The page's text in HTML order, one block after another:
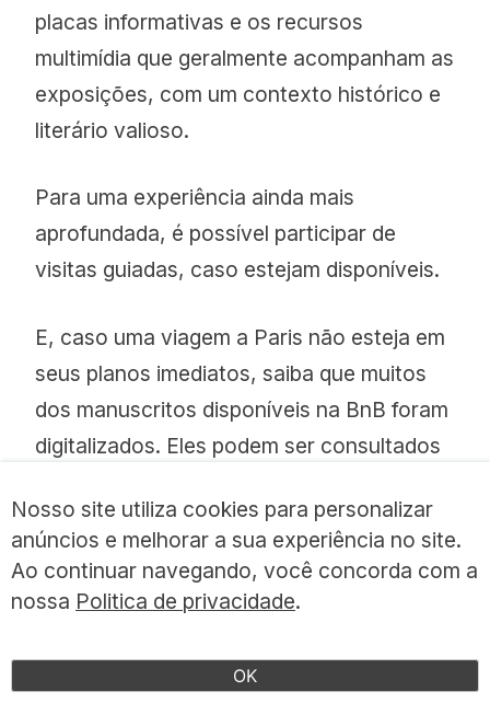
placas informativas e os recursos
multimídia que geralmente acompanham as
exposições, com um contexto histórico e
literário valioso.
Para uma experiência ainda mais
aprofundada, é possível participar de
visitas guiadas, caso estejam disponíveis.
E, caso uma viagem a Paris não esteja em
seus planos imediatos, saiba que muitos
dos manuscritos disponíveis na BnB foram
digitalizados. Eles podem ser consultados
assim como mapas, fotos, jornais e vários
outros documentos. É muito interessante
e vale fazer uma visita virtual.
Nosso site utiliza cookies para personalizar
anúncios e melhorar a sua experiência no site.
Ao continuar navegando, você concorda com a
nossa Politica de privacidade.
OK